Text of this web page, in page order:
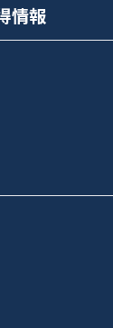
情報